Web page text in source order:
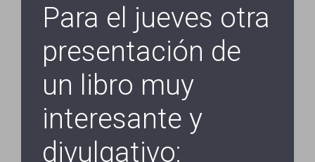
Para el jueves otra
presentación de
un libro muy
interesante y
divulgativo: